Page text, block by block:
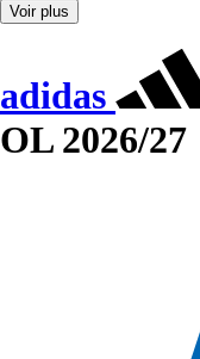
Voir plus
adidas
OL 2026/27